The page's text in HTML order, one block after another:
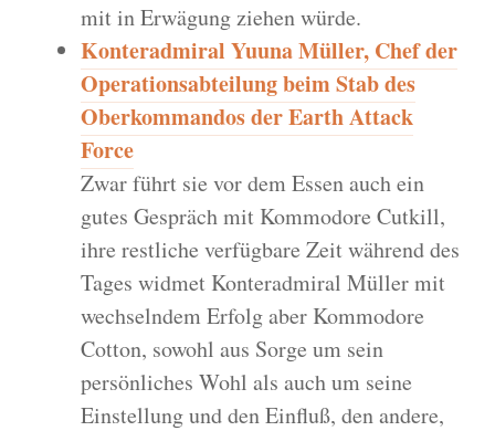
mit in Erwägung ziehen würde.
Konteradmiral Yuuna Müller, Chef der
Operationsabteilung beim Stab des
Oberkommandos der Earth Attack
Force
Zwar führt sie vor dem Essen auch ein
gutes Gespräch mit Kommodore Cutkill,
ihre restliche verfügbare Zeit während des
Tages widmet Konteradmiral Müller mit
wechselndem Erfolg aber Kommodore
Cotton, sowohl aus Sorge um sein
persönliches Wohl als auch um seine
Einstellung und den Einfluß, den andere,